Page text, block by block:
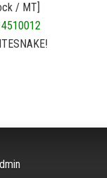
/ MT]